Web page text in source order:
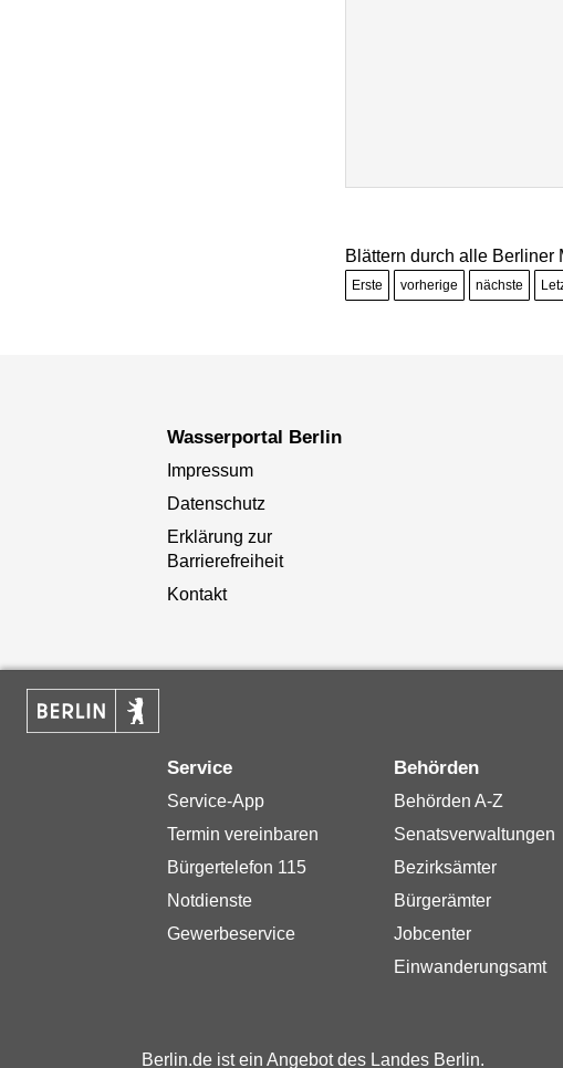
Blättern durch alle Berliner
Erste vorherige nächste
Wasserportal Berlin
Impressum
Datenschutz
Erklärung zur
Barrierefreiheit
Kontakt
Service
Service-App
Termin vereinbaren
Bürgertelefon 115
Notdienste
Gewerbeservice
Behörden
Behörden A-Z
Senatsverwaltungen
Bezirksämter
Bürgerämter
Jobcenter
Einwanderungsamt
Berlin.de ist ein Angebot des Landes Berlin.